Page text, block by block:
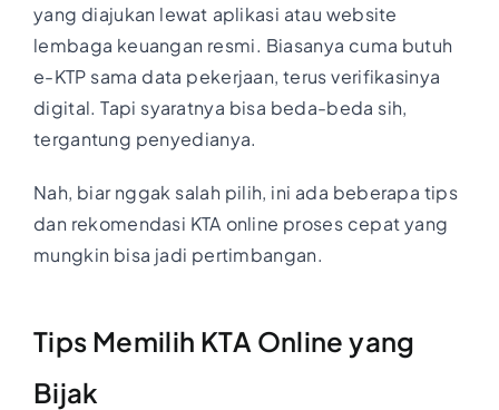
yang diajukan lewat aplikasi atau website
lembaga keuangan resmi. Biasanya cuma butuh
e-KTP sama data pekerjaan, terus verifikasinya
digital. Tapi syaratnya bisa beda-beda sih,
tergantung penyedianya.
Nah, biar nggak salah pilih, ini ada beberapa tips
dan rekomendasi KTA online proses cepat yang
mungkin bisa jadi pertimbangan.
Tips Memilih KTA Online yang
Bijak